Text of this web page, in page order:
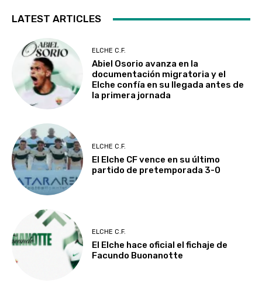
LATEST ARTICLES
ELCHE C.F.
Abiel Osorio avanza en la
documentación migratoria y el
Elche confía en su llegada antes de
la primera jornada
ELCHE C.F.
El Elche CF vence en su último
partido de pretemporada 3-0
ELCHE C.F.
El Elche hace oficial el fichaje de
Facundo Buonanotte